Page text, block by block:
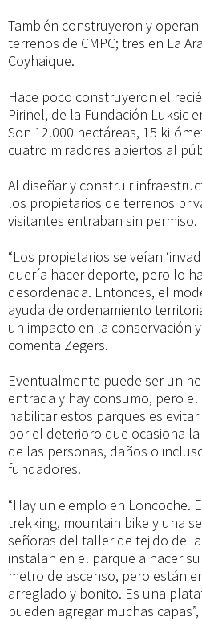
También construyeron y
terrenos de CMPC; tres en La
Coyhaique.
Hace poco construyeron el
Pirinel, de la Fundación Luksic
Son 12.000 hectáreas, 15
cuatro miradores abiertos al
Al diseñar y construir
los propietarios de terrenos
visitantes entraban sin permiso.
“Los propietarios se veían
quería hacer deporte, pero lo
desordenada. Entonces, el
ayuda de ordenamiento
un impacto en la conservación
comenta Zegers.
Eventualmente puede ser un
entrada y hay consumo, pero
habilitar estos parques es
por el deterioro que ocasiona
de las personas, daños o
fundadores.
“Hay un ejemplo en Loncoche.
trekking, mountain bike y una
señoras del taller de tejido de
instalan en el parque a hacer
metro de ascenso, pero están
arreglado y bonito. Es una
pueden agregar muchas